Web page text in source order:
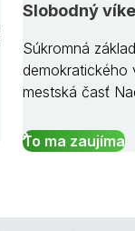
Slobodný
Súkromná
demokratického
mestská časť
To ma zaujíma